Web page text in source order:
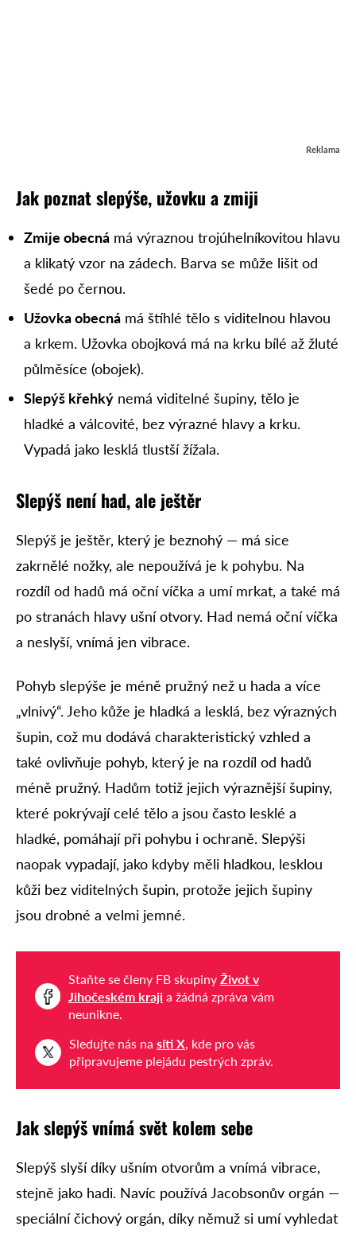
Reklama
Jak poznat slepýše, užovku a zmiji
Zmije obecná má výraznou trojúhelníkovitou hlavu
a klikatý vzor na zádech. Barva se může lišit od
šedé po černou.
Užovka obecná má štíhlé tělo s viditelnou hlavou
a krkem. Užovka obojková má na krku bílé až žluté
půlměsíce (obojek).
Slepýš křehký nemá viditelné šupiny, tělo je
hladké a válcovité, bez výrazné hlavy a krku.
Vypadá jako lesklá tlustší žížala.
Slepýš není had, ale ještěr
Slepýš je ještěr, který je beznohý — má sice
zakrnělé nožky, ale nepoužívá je k pohybu. Na
rozdíl od hadů má oční víčka a umí mrkat, a také má
po stranách hlavy ušní otvory. Had nemá oční víčka
a neslyší, vnímá jen vibrace.
Pohyb slepýše je méně pružný než u hada a více
„vlnivý“. Jeho kůže je hladká a lesklá, bez výrazných
šupin, což mu dodává charakteristický vzhled a
také ovlivňuje pohyb, který je na rozdíl od hadů
méně pružný. Hadům totiž jejich výraznější šupiny,
které pokrývají celé tělo a jsou často lesklé a
hladké, pomáhají při pohybu i ochraně. Slepýši
naopak vypadají, jako kdyby měli hladkou, lesklou
kůži bez viditelných šupin, protože jejich šupiny
jsou drobné a velmi jemné.
Staňte se členy FB skupiny Život v
Jihočeském kraji a žádná zpráva vám
neunikne.
Sledujte nás na síti X, kde pro vás
připravujeme plejádu pestrých zpráv.
Jak slepýš vnímá svět kolem sebe
Slepýš slyší díky ušním otvorům a vnímá vibrace,
stejně jako hadi. Navíc používá Jacobsonův orgán —
speciální čichový orgán, díky němuž si umí vyhledat